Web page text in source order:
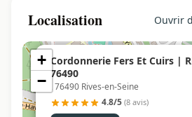
Localisation Ouvrir
Cordonnerie Fers Et Cuirs |
76490
, 76490 Rives-en-Seine
4.8/5 (8 avis)
+
−